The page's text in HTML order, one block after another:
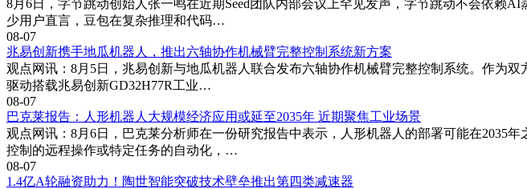
8月6日，字节跳动创始人张一鸣在近期Seed团队内部会议上罕见发声，字节跳动不会依赖
少用户直言，豆包在复杂推理和代码…
08-07
兆易创新携手地瓜机器人，推出六轴协作机械臂完整控制系统新方案
观点网讯：8月5日，兆易创新与地瓜机器人联合发布六轴协作机械臂完整控制系统。作为
驱动搭载兆易创新GD32H77R工业…
08-07
巴克莱报告：人形机器人大规模经济应用或延至2035年 近期聚焦工业场景
观点网讯：8月6日，巴克莱分析师在一份研究报告中表示，人形机器人的部署可能在2035
控制的远程操作或特定任务的自动化，…
08-07
1.4亿A轮融资助力！陶世智能突破技术壁垒推出第四类减速器